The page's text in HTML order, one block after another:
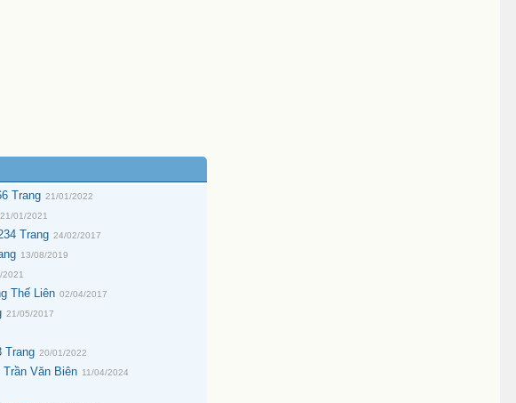
Trang 21/01/2022
21/01/2021
Trang 24/02/2017
13/08/2019
2021
Thế Liên 02/04/2017
21/05/2017
Trang 20/01/2022
Trần Văn Biên 11/04/2024